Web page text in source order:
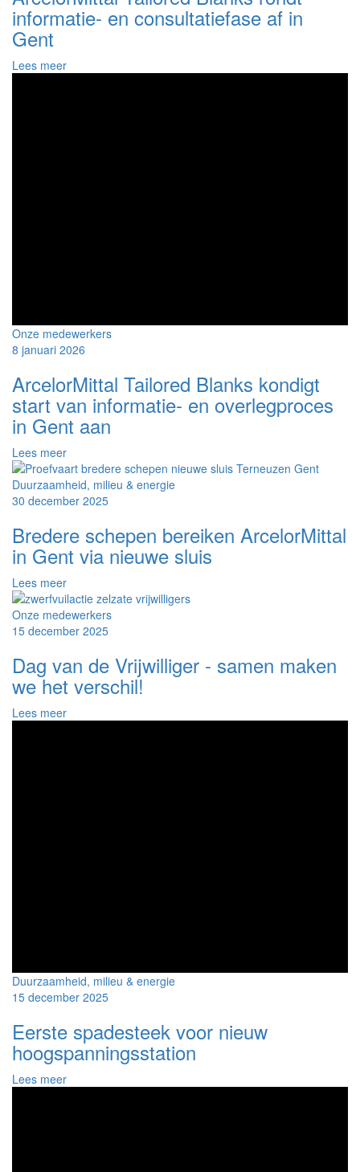
informatie- en consultatiefase af in
Gent
Lees meerover
Onze medewerkers
8 januari 2026
ArcelorMittal Tailored Blanks kondigt
start van informatie- en overlegproces
in Gent aan
Lees meerover
Tailored
Blanks
Gent
informatie-
en
overlegproces
Duurzaamheid, milieu & energie
30 december 2025
Bredere schepen bereiken ArcelorMittal
in Gent via nieuwe sluis
Lees meerover
Proefvaart
bredere
schepen
sluis
Onze medewerkers
15 december 2025
Dag van de Vrijwilliger - samen maken
we het verschil!
Lees meerover
Duurzaamheid, milieu & energie
15 december 2025
Eerste spadesteek voor nieuw
hoogspanningsstation
Lees meerover